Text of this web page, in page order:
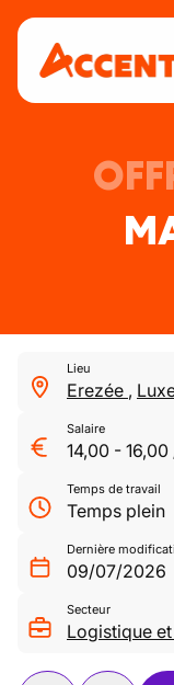
Lieu
Erezée ,
Salaire
14,00 - 16,00
Temps de travail
Temps plein
Dernière
09/07/2026
Secteur
Logistique